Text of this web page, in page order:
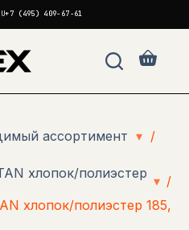
+7 (495) 409-67-61
ассортимент ▾ /
хлопок/полиэстер ▾ /
хлопок/полиэстер 185,